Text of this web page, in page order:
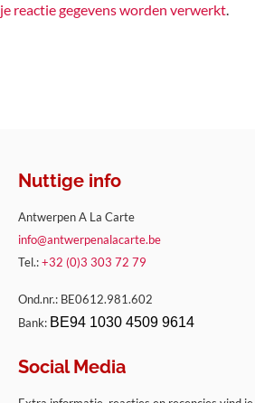
je reactie gegevens worden verwerkt.
Nuttige info
Antwerpen A La Carte
info@antwerpenalacarte.be
Tel.:+32 (0)3 303 72 79
Ond.nr.: BE0612.981.602
Bank: BE94 1030 4509 9614
Social Media